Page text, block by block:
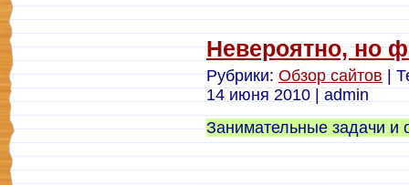
Невероятно, но
Рубрики:Обзор сайтов|
14 июня 2010 | admin
Занимательные задачи и